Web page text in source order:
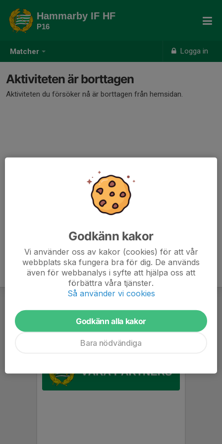
Matcher Logga in
Hammarby IF HF
P16
Aktiviteten är borttagen
Aktiviteten du försöker nå är borttagen från hemsidan.
Godkänn kakor
Vi använder oss av kakor (cookies) för att vår
webbplats ska fungera bra för dig. De används
även för webbanalys i syfte att hjälpa oss att
förbättra våra tjänster.
Så använder vi cookies
Godkänn alla kakor
Bara nödvändiga